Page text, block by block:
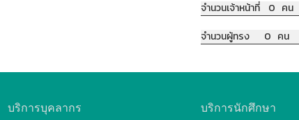
จำนวนเจ้าหน้าที่ 0 คน
จำนวนผู้ทรง 0 คน
บริการบุคลากร บริการนักศึกษา